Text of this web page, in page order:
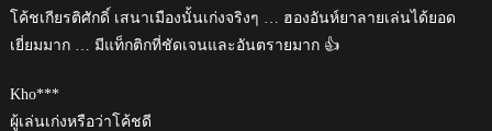
โค้ชเกียรติศักดิ์ เสนาเมืองนั้นเก่งจริงๆ … ฮองอันห์ยาลายเล่นได้ยอด
เยี่ยมมาก … มีแท็กติกที่ชัดเจนและอันตรายมาก 👍
Kho***
ผู้เล่นเก่งหรือว่าโค้ชดี